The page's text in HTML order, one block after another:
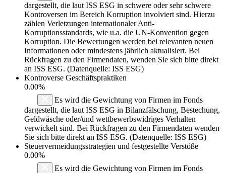
dargestellt, die laut ISS ESG in schwere oder sehr schwere
Kontroversen im Bereich Korruption involviert sind. Hierzu
zählen Verletzungen internationaler Anti-
Korruptionsstandards, wie u.a. die UN-Konvention gegen
Korruption. Die Bewertungen werden bei relevanten neuen
Informationen oder mindestens jährlich aktualisiert. Bei
Rückfragen zu den Firmendaten, wenden Sie sich bitte direkt
an ISS ESG. (Datenquelle: ISS ESG)
Kontroverse Geschäftspraktiken
0.00%
Es wird die Gewichtung von Firmen im Fonds
dargestellt, die laut ISS ESG in Bilanzfälschung, Bestechung,
Geldwäsche oder/und wettbewerbswidriges Verhalten
verwickelt sind. Bei Rückfragen zu den Firmendaten wenden
Sie sich bitte direkt an ISS ESG. (Datenquelle: ISS ESG)
Steuervermeidungsstrategien und festgestellte Verstöße
0.00%
Es wird die Gewichtung von Firmen im Fonds